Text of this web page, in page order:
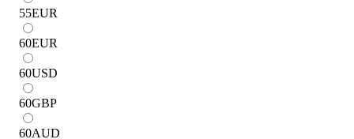
55EUR
60EUR
60USD
60GBP
60AUD